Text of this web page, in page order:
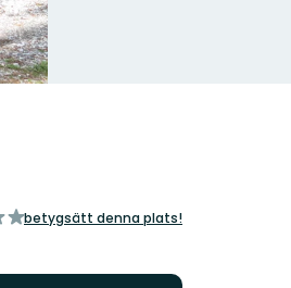
betygsätt denna plats!